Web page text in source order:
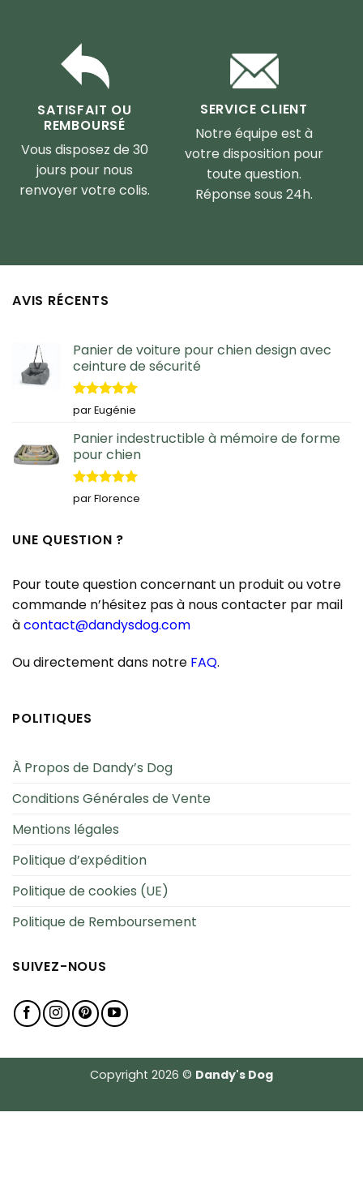
SATISFAIT OU
REMBOURSÉ
Vous disposez de 30
jours pour nous
renvoyer votre colis.
SERVICE CLIENT
Notre équipe est à
votre disposition pour
toute question.
Réponse sous 24h.
AVIS RÉCENTS
Panier de voiture pour chien design avec
ceinture de sécurité
Note5sur
5
par Eugénie
Panier indestructible à mémoire de forme
pour chien
Note5sur
5
par Florence
UNE QUESTION ?
Pour toute question concernant un produit ou votre
commande n’hésitez pas à nous contacter par mail
àcontact@dandysdog.com
Ou directement dans notre FAQ.
POLITIQUES
À Propos de Dandy’s Dog
Conditions Générales de Vente
Mentions légales
Politique d’expédition
Politique de cookies (UE)
Politique de Remboursement
SUIVEZ-NOUS
Copyright 2026 © Dandy's Dog